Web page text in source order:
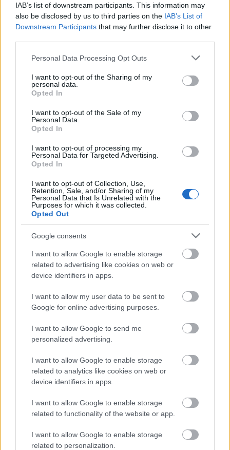
IAB’s list of downstream participants. This information may
also be disclosed by us to third parties on the IAB’s List of
Downstream Participants that may further disclose it to other
Please note that this website/app uses one or more Google
not limited to your visit or usage behaviour. You may click to
grant or deny consent to Google and its third-party tags to
use your data for below specified purposes in below Google
consent section.
Personal Data Processing Opt Outs
I want to opt-out of the Sharing of my
personal data.
Opted In
I want to opt-out of the Sale of my
Personal Data.
Opted In
I want to opt-out of processing my
Personal Data for Targeted Advertising.
Opted In
I want to opt-out of Collection, Use,
Retention, Sale, and/or Sharing of my
Personal Data that Is Unrelated with the
Purposes for which it was collected.
Opted Out
Google consents
I want to allow Google to enable storage
related to advertising like cookies on web or
device identifiers in apps.
I want to allow my user data to be sent to
Google for online advertising purposes.
I want to allow Google to send me
personalized advertising.
I want to allow Google to enable storage
related to analytics like cookies on web or
device identifiers in apps.
I want to allow Google to enable storage
related to functionality of the website or app.
I want to allow Google to enable storage
related to personalization.
A városi közgyűlés céltámogatással jutalmazta az intézmények
kiemelkedő munkásságát, akik napi szinten biztosítják a
HÍRLEVÉL
E-mail cím
Feliratkozom a hírlevélre és elfogadom az
FELIRATKOZÁS
LEGFRISSEBB
Országos hírek